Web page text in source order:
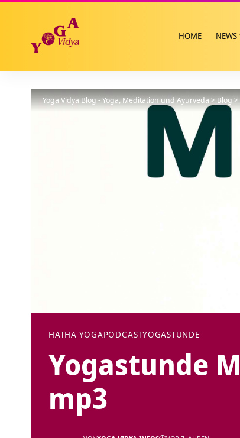
HOME NEWS
Yoga Vidya Blog - Yoga, Meditation und Ayurveda>Blog>
HATHA YOGAPODCASTYOGASTUNDE
Yogastunde
mp3